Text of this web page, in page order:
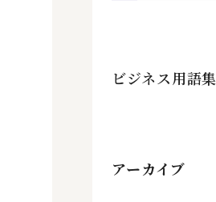
ビジネス用語集
アーカイブ